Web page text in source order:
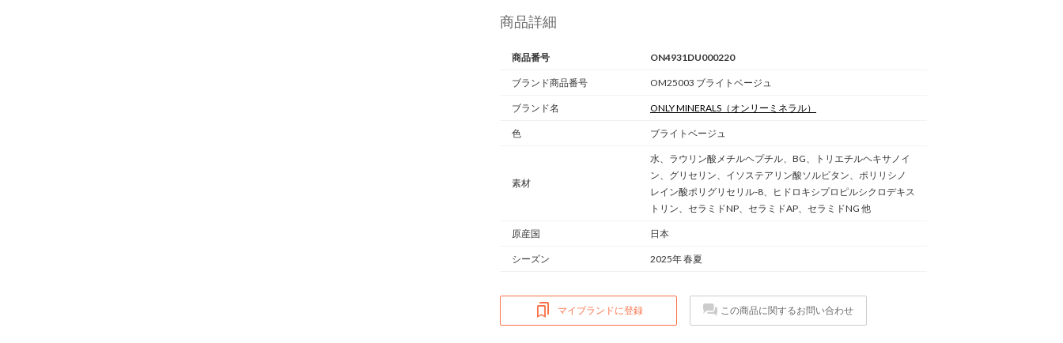
商品詳細
商品番号 ON4931DU000220
ブランド商品番号 OM25003 ブライトベージュ
ブランド名 ONLY MINERALS （オンリーミネラル）
色 ブライトベージュ
素材
水、ラウリン酸メチルヘプチル、BG、トリエチルヘキサノイ
ン、グリセリン、イソステアリン酸ソルビタン、ポリリシノ
レイン酸ポリグリセリル-8、ヒドロキシプロピルシクロデキス
トリン、セラミドNP、セラミドAP、セラミドNG 他
原産国 日本
シーズン 2025年 春夏
マイブランドに登録 この商品に関するお問い合わせ